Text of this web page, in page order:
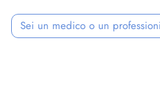
Sei un medico o un